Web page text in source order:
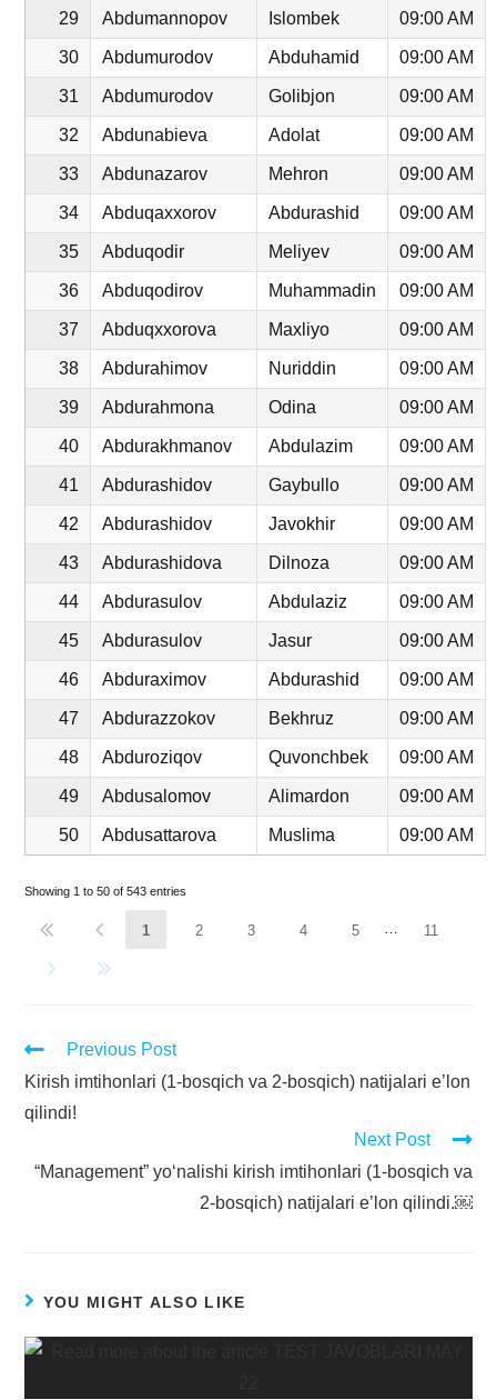
29 Abdumannopov Islombek 09:00 AM
30 Abdumurodov Abduhamid 09:00 AM
31 Abdumurodov Golibjon 09:00 AM
32 Abdunabieva Adolat 09:00 AM
33 Abdunazarov Mehron 09:00 AM
34 Abduqaxxorov Abdurashid 09:00 AM
35 Abduqodir Meliyev 09:00 AM
36 Abduqodirov Muhammadin 09:00 AM
37 Abduqxxorova Maxliyo 09:00 AM
38 Abdurahimov Nuriddin 09:00 AM
39 Abdurahmona Odina 09:00 AM
40 Abdurakhmanov Abdulazim 09:00 AM
41 Abdurashidov Gaybullo 09:00 AM
42 Abdurashidov Javokhir 09:00 AM
43 Abdurashidova Dilnoza 09:00 AM
44 Abdurasulov Abdulaziz 09:00 AM
45 Abdurasulov Jasur 09:00 AM
46 Abduraximov Abdurashid 09:00 AM
47 Abdurazzokov Bekhruz 09:00 AM
48 Abduroziqov Quvonchbek 09:00 AM
49 Abdusalomov Alimardon 09:00 AM
50 Abdusattarova Muslima 09:00 AM
Showing 1 to 50 of 543 entries
1 2 3 4 5 … 11
Previous Post
Kirish imtihonlari (1-bosqich va 2-bosqich) natijalari e’lon
qilindi!
Next Post
“Management” yoʻnalishi kirish imtihonlari (1-bosqich va
2-bosqich) natijalari e’lon qilindi.￼
YOU MIGHT ALSO LIKE